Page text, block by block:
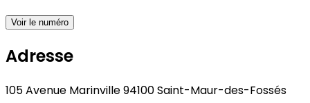
Voir le numéro
Adresse
105 Avenue Marinville 94100 Saint-Maur-des-Fossés